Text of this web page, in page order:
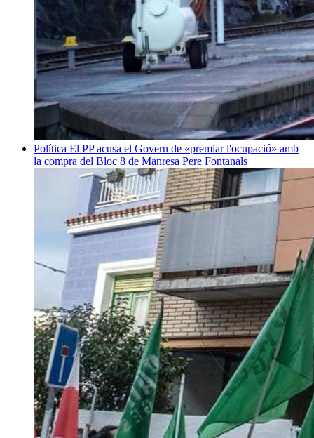
Política El PP acusa el Govern de «premiar l'ocupació» amb
la compra del Bloc 8 de Manresa Pere Fontanals